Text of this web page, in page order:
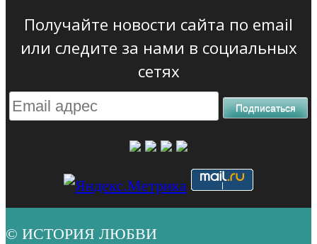
Получайте новости сайта по email
или следите за нами в социальных
сетях
Подписаться
© ИСТОРИЯ ЛЮБВИ